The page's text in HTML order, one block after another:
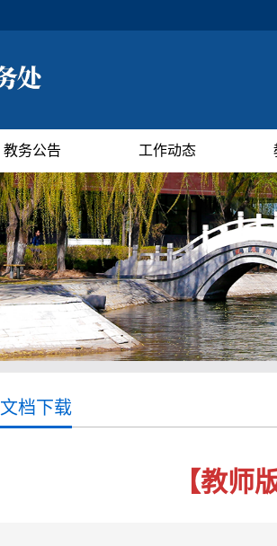
教务公告 工作动态
文档下载
【教师